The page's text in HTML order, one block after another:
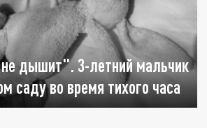
дышит". 3-летний мальчик
саду во время тихого часа